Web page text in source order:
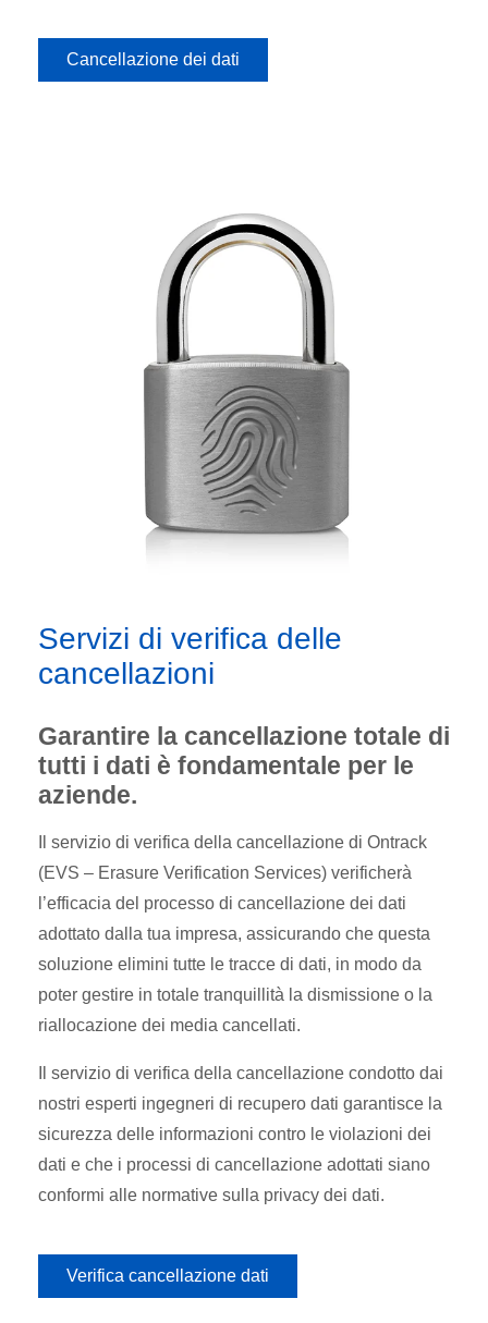
Cancellazione dei dati
Servizi di verifica delle
cancellazioni
Garantire la cancellazione totale di
tutti i dati è fondamentale per le
aziende.
Il servizio di verifica della cancellazione di Ontrack
(EVS – Erasure Verification Services) verificherà
l’efficacia del processo di cancellazione dei dati
adottato dalla tua impresa, assicurando che questa
soluzione elimini tutte le tracce di dati, in modo da
poter gestire in totale tranquillità la dismissione o la
riallocazione dei media cancellati.
Il servizio di verifica della cancellazione condotto dai
nostri esperti ingegneri di recupero dati garantisce la
sicurezza delle informazioni contro le violazioni dei
dati e che i processi di cancellazione adottati siano
conformi alle normative sulla privacy dei dati.
Verifica cancellazione dati